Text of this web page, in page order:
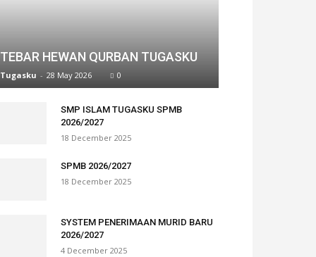
TEBAR HEWAN QURBAN TUGASKU
Tugasku - 28 May 2026 0
SMP ISLAM TUGASKU SPMB
2026/2027
18 December 2025
SPMB 2026/2027
18 December 2025
SYSTEM PENERIMAAN MURID BARU
2026/2027
4 December 2025